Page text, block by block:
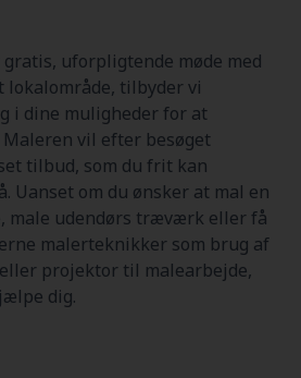
uforpligtende møde med
lokalområde, tilbyder vi
i dine muligheder for at
vil efter besøget
tilbud, som du frit kan
Uanset om du ønsker at mal en
male udendørs træværk eller få
malerteknikker som brug af
projektor til malearbejde,
dig.